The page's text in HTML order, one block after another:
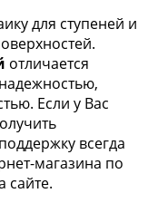
для ступеней и
отличается
Если у Вас
всегда
магазина по
сайте.